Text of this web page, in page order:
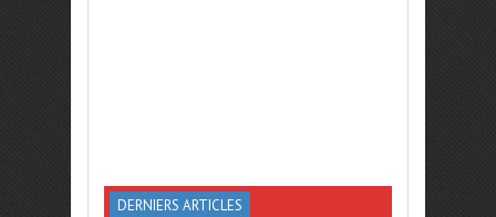
DERNIERS ARTICLES